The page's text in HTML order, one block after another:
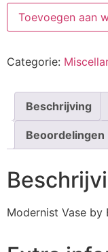
Toevoegen aan
Categorie:
Beschrijving
Beoordelingen
Modernist Vase by